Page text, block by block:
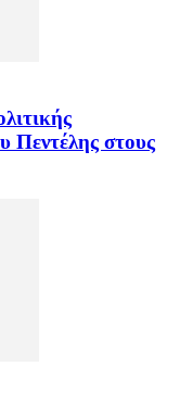
Πεντέλης στους